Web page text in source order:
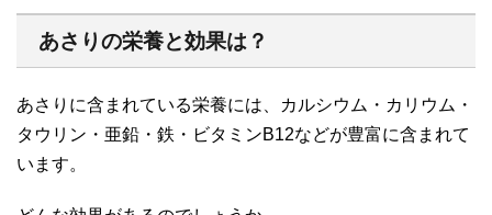
あさりの栄養と効果は？
あさりに含まれている栄養には、カルシウム・カリウム・
タウリン・亜鉛・鉄・ビタミンB12などが豊富に含まれて
います。